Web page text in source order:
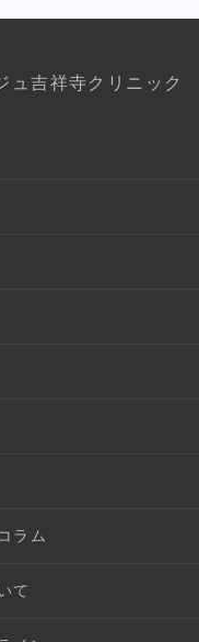
ュ吉祥寺クリニック
ラム
て